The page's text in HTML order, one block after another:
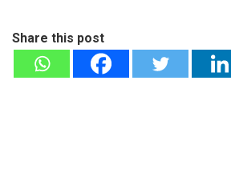
Share this post